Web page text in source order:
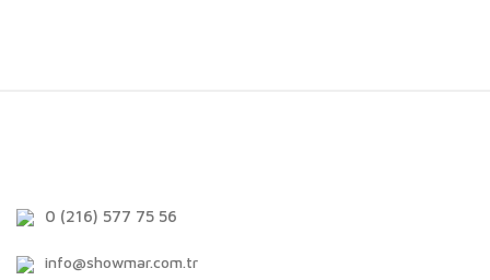
0 (216) 577 75 56
info@showmar.com.tr